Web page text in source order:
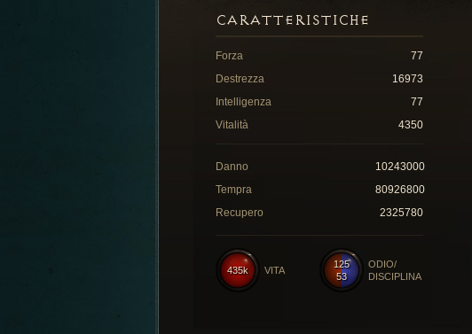
CARATTERISTICHE
Forza
77
Destrezza
16973
Intelligenza
77
Vitalità
4350
Danno
10243000
Tempra
80926800
Recupero
2325780
125
53
ODIO/
DISCIPLINA
435k VITA